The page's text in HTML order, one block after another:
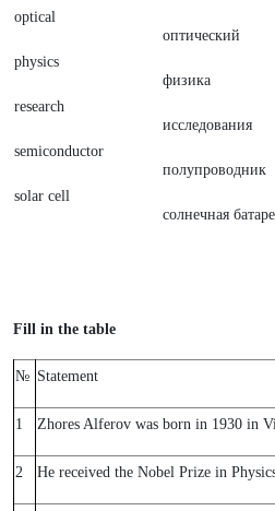
optical
physics
research
semiconductor
solar cell
оптический
физика
исследования
полупроводник
солнечная
Fill in the table
№ Statement
1 Zhores Alferov was born in 1930 in
2 He received the Nobel Prize in